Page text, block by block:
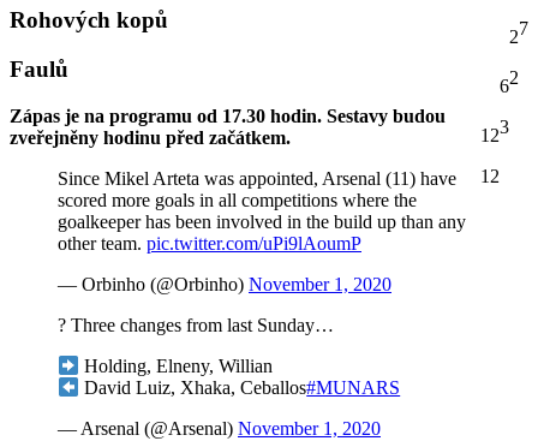
7
2
2
Rohových kopů
6
3
Faulů
12
12
Zápas je na programu od 17.30 hodin. Sestavy budou
zveřejněny hodinu před začátkem.
Since Mikel Arteta was appointed, Arsenal (11) have
scored more goals in all competitions where the
goalkeeper has been involved in the build up than any
other team. pic.twitter.com/uPi9lAoumP
— Orbinho (@Orbinho) November 1, 2020
? Three changes from last Sunday…
Holding, Elneny, Willian
David Luiz, Xhaka, Ceballos#MUNARS
— Arsenal (@Arsenal) November 1, 2020